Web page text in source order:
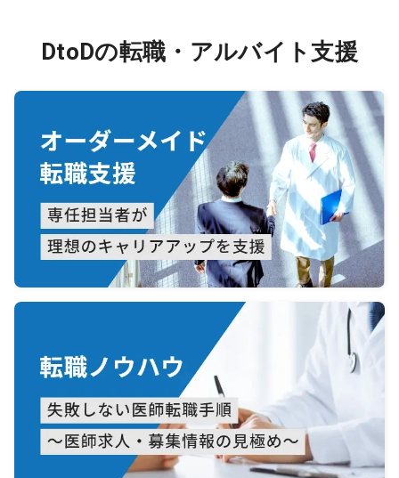
DtoDの転職・アルバイト支援